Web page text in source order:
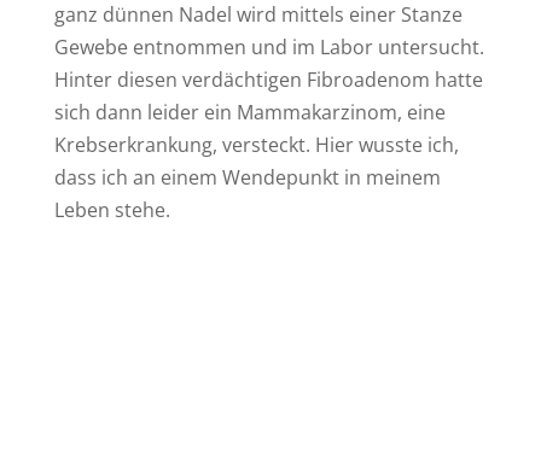
ganz dünnen Nadel wird mittels einer Stanze
Gewebe entnommen und im Labor untersucht.
Hinter diesen verdächtigen Fibroadenom hatte
sich dann leider ein Mammakarzinom, eine
Krebserkrankung, versteckt. Hier wusste ich,
dass ich an einem Wendepunkt in meinem
Leben stehe.